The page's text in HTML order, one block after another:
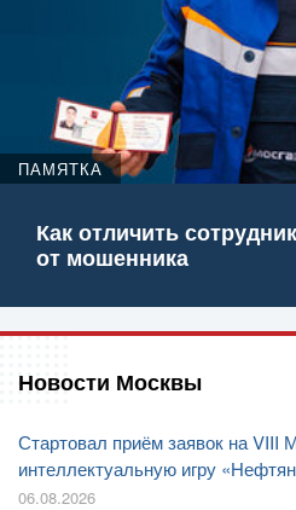
ПАМЯТКА
Как отличить
от мошенника
Новости Москвы
Стартовал приём заявок на VIII
интеллектуальную игру
06.08.2026